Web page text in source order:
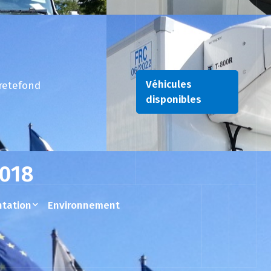
Véhicules
disponibles
Environnement